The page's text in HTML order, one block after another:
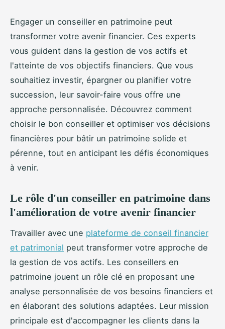
Engager un conseiller en patrimoine peut
transformer votre avenir financier. Ces experts
vous guident dans la gestion de vos actifs et
l'atteinte de vos objectifs financiers. Que vous
souhaitiez investir, épargner ou planifier votre
succession, leur savoir-faire vous offre une
approche personnalisée. Découvrez comment
choisir le bon conseiller et optimiser vos décisions
financières pour bâtir un patrimoine solide et
pérenne, tout en anticipant les défis économiques
à venir.
Le rôle d'un conseiller en patrimoine dans
l'amélioration de votre avenir financier
Travailler avec une plateforme de conseil financier
et patrimonial peut transformer votre approche de
la gestion de vos actifs. Les conseillers en
patrimoine jouent un rôle clé en proposant une
analyse personnalisée de vos besoins financiers et
en élaborant des solutions adaptées. Leur mission
principale est d'accompagner les clients dans la